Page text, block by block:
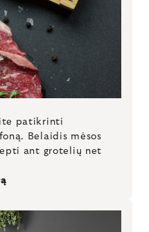
patikrinti
Belaidis mėsos
ant grotelių net